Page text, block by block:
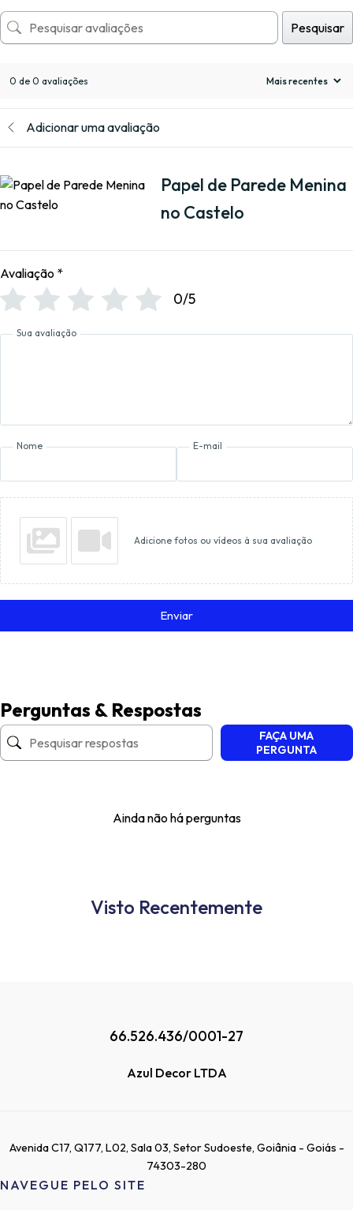
Pesquisar
0 de 0 avaliações
Adicionar uma avaliação
Papel de Parede Menina
no Castelo
Avaliação *
0/5
Sua avaliação
Nome E-mail
Adicione fotos ou vídeos à sua avaliação
Enviar
Perguntas & Respostas
FAÇA UMA
PERGUNTA
Ainda não há perguntas
Visto Recentemente
66.526.436/0001-27
Azul Decor LTDA
Avenida C17, Q177, L02, Sala 03, Setor Sudoeste, Goiânia - Goiás -
74303-280
NAVEGUE PELO SITE